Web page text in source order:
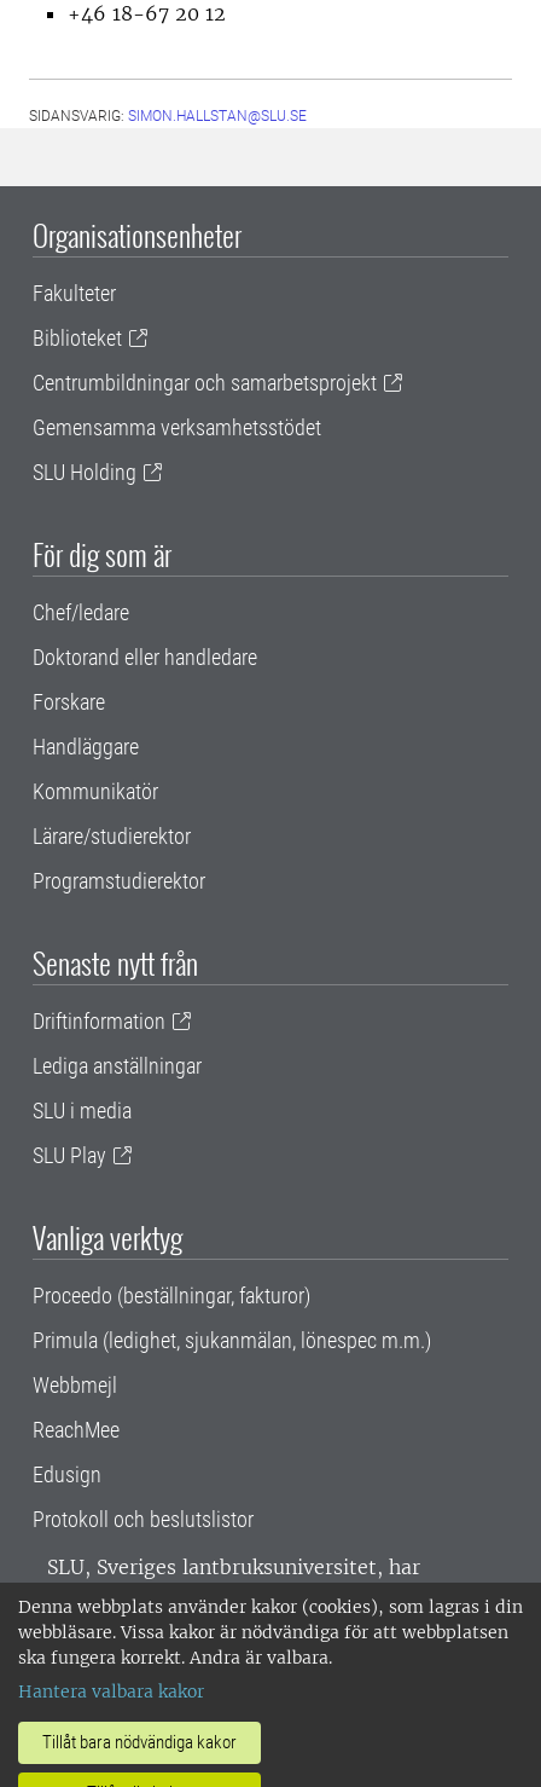
Denna webbplats använder kakor (cookies), som lagras i din
webbläsare. Vissa kakor är nödvändiga för att webbplatsen
ska fungera korrekt. Andra är valbara.
Hantera valbara kakor
Tillåt bara nödvändiga kakor
+46 18-67 20 12
SIDANSVARIG: SIMON.HALLSTAN@SLU.SE
Organisationsenheter
Fakulteter
Biblioteket
Centrumbildningar och samarbetsprojekt
Gemensamma verksamhetsstödet
SLU Holding
För dig som är
Chef/ledare
Doktorand eller handledare
Forskare
Handläggare
Kommunikatör
Lärare/studierektor
Programstudierektor
Senaste nytt från
Driftinformation
Lediga anställningar
SLU i media
SLU Play
Vanliga verktyg
Proceedo (beställningar, fakturor)
Primula (ledighet, sjukanmälan, lönespec m.m.)
Webbmejl
ReachMee
Edusign
Protokoll och beslutslistor
SLU, Sveriges lantbruksuniversitet, har
verksamhet över hela Sverige. Huvudorter är
Alnarp, Uppsala och Umeå.SLU är
miljöcertifierat enligt ISO 14001. •
018-67 10 00 • Org nr: 202100-2817 •
Om SLU:s webbplatser
•Hantera kakor•Behandling av